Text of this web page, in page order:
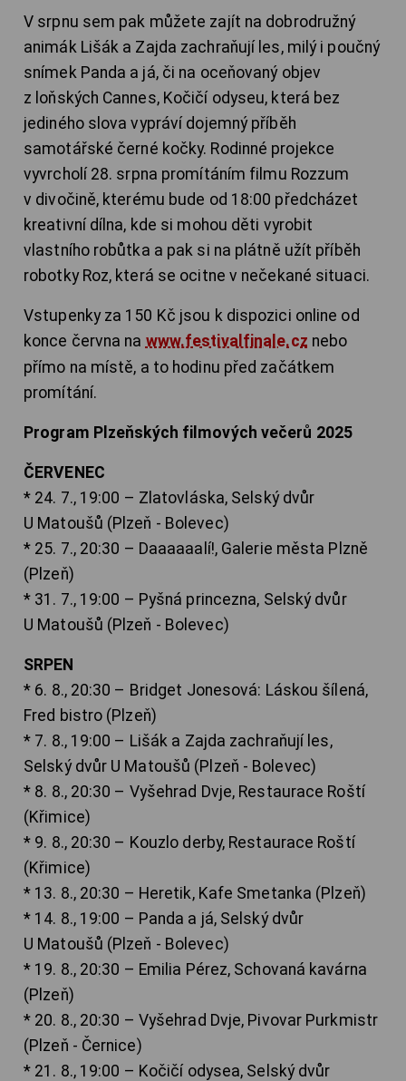
V srpnu sem pak můžete zajít na dobrodružný
animák Lišák a Zajda zachraňují les, milý i poučný
snímek Panda a já, či na oceňovaný objev
z loňských Cannes, Kočičí odyseu, která bez
jediného slova vypráví dojemný příběh
samotářské černé kočky. Rodinné projekce
vyvrcholí 28. srpna promítáním filmu Rozzum
v divočině, kterému bude od 18:00 předcházet
kreativní dílna, kde si mohou děti vyrobit
vlastního robůtka a pak si na plátně užít příběh
robotky Roz, která se ocitne v nečekané situaci.
Vstupenky za 150 Kč jsou k dispozici online od
konce června na www.festivalfinale.cz nebo
přímo na místě, a to hodinu před začátkem
promítání.
Program Plzeňských filmových večerů 2025
ČERVENEC
* 24. 7., 19:00 – Zlatovláska, Selský dvůr
U Matoušů (Plzeň - Bolevec)
* 25. 7., 20:30 – Daaaaaalí!, Galerie města Plzně
(Plzeň)
* 31. 7., 19:00 – Pyšná princezna, Selský dvůr
U Matoušů (Plzeň - Bolevec)
SRPEN
* 6. 8., 20:30 – Bridget Jonesová: Láskou šílená,
Fred bistro (Plzeň)
* 7. 8., 19:00 – Lišák a Zajda zachraňují les,
Selský dvůr U Matoušů (Plzeň - Bolevec)
* 8. 8., 20:30 – Vyšehrad Dvje, Restaurace Roští
(Křimice)
* 9. 8., 20:30 – Kouzlo derby, Restaurace Roští
(Křimice)
* 13. 8., 20:30 – Heretik, Kafe Smetanka (Plzeň)
* 14. 8., 19:00 – Panda a já, Selský dvůr
U Matoušů (Plzeň - Bolevec)
* 19. 8., 20:30 – Emilia Pérez, Schovaná kavárna
(Plzeň)
* 20. 8., 20:30 – Vyšehrad Dvje, Pivovar Purkmistr
(Plzeň - Černice)
* 21. 8., 19:00 – Kočičí odysea, Selský dvůr